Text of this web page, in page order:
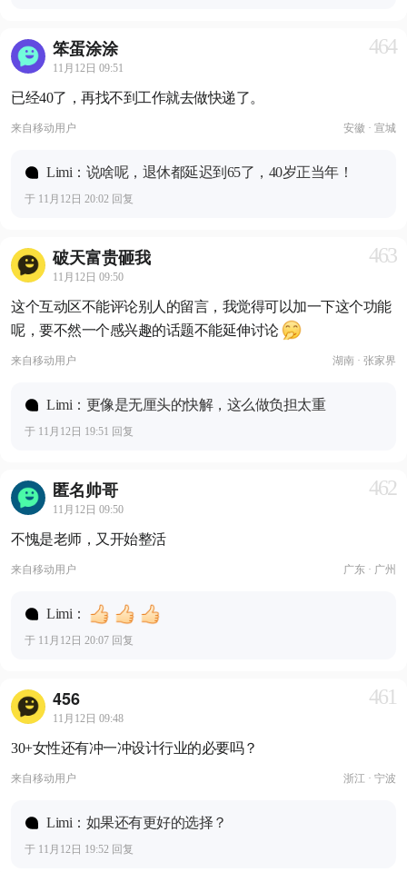
笨蛋涂涂
11月12日 09:51
464
已经40了，再找不到工作就去做快递了。
来自移动用户 安徽 · 宣城
Limi：说啥呢，退休都延迟到65了，40岁正当年！
于 11月12日 20:02 回复
破天富贵砸我
11月12日 09:50
463
这个互动区不能评论别人的留言，我觉得可以加一下这个功能
呢，要不然一个感兴趣的话题不能延伸讨论
来自移动用户 湖南 · 张家界
Limi：更像是无厘头的快解，这么做负担太重
于 11月12日 19:51 回复
匿名帅哥
11月12日 09:50
462
不愧是老师，又开始整活
来自移动用户 广东 · 广州
Limi：
于 11月12日 20:07 回复
456
11月12日 09:48
461
30+女性还有冲一冲设计行业的必要吗？
来自移动用户 浙江 · 宁波
Limi：如果还有更好的选择？
于 11月12日 19:52 回复